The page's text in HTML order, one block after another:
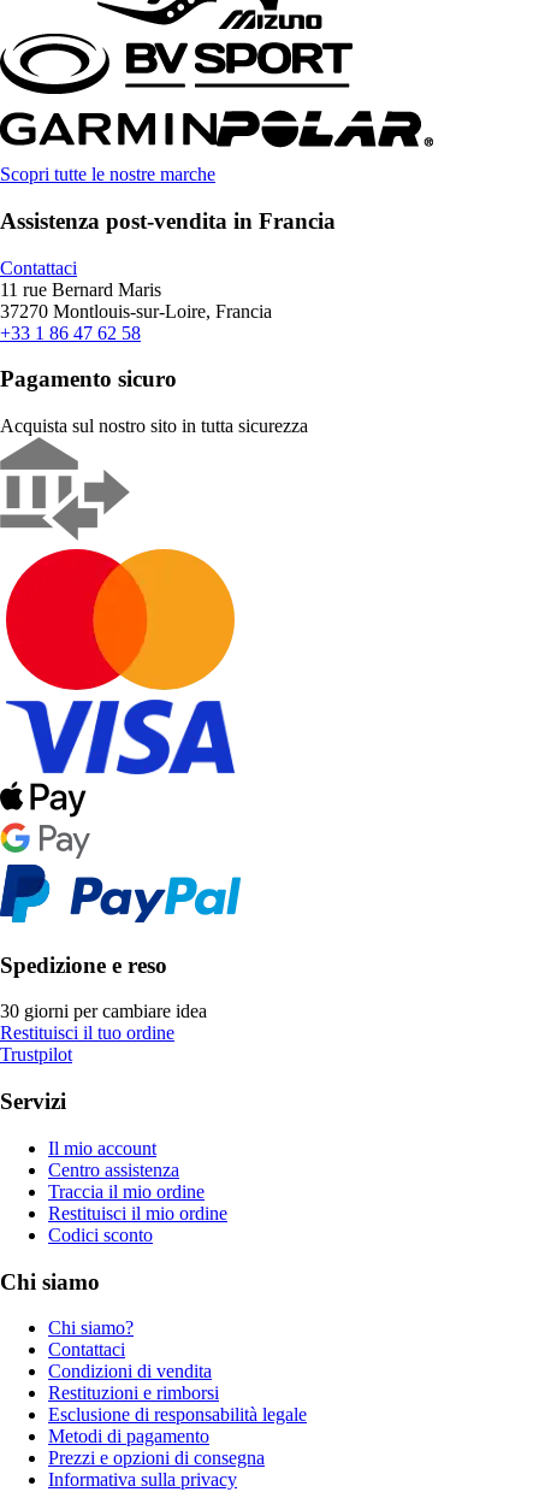
Scopri tutte le nostre marche
Assistenza post-vendita in Francia
Contattaci
11 rue Bernard Maris
37270 Montlouis-sur-Loire, Francia
+33 1 86 47 62 58
Pagamento sicuro
Acquista sul nostro sito in tutta sicurezza
Spedizione e reso
30 giorni per cambiare idea
Restituisci il tuo ordine
Trustpilot
Servizi
Il mio account
Centro assistenza
Traccia il mio ordine
Restituisci il mio ordine
Codici sconto
Chi siamo
Chi siamo?
Contattaci
Condizioni di vendita
Restituzioni e rimborsi
Esclusione di responsabilità legale
Metodi di pagamento
Prezzi e opzioni di consegna
Informativa sulla privacy